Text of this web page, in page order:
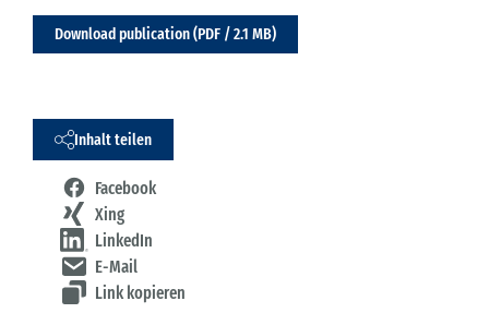
Download publication (PDF / 2.1 MB)
Inhalt teilen
Facebook
Xing
LinkedIn
E-Mail
Link kopieren